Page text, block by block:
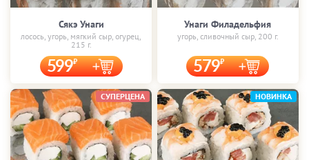
Сякэ Унаги
лосось, угорь, мягкий сыр, огурец,
215 г.
599
Унаги Филадельфия
угорь, сливочный сыр, 200 г.
579
СУПЕРЦЕНА НОВИНКА